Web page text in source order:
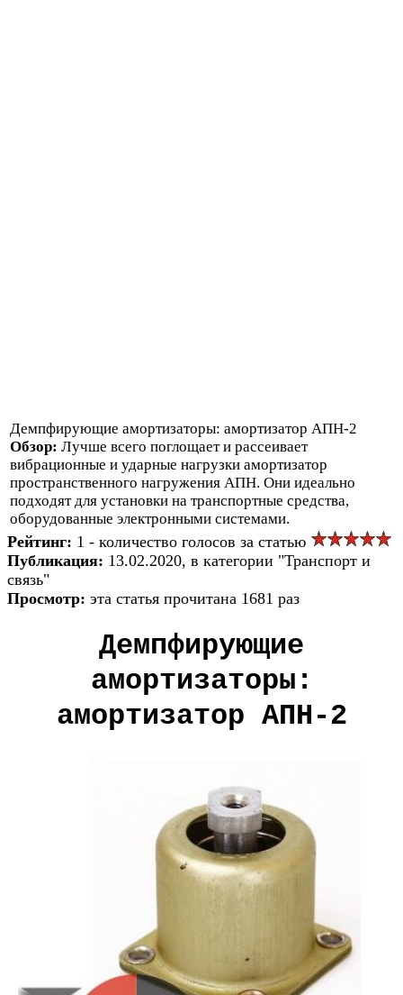
Демпфирующие амортизаторы: амортизатор АПН-2
Обзор: Лучше всего поглощает и рассеивает
вибрационные и ударные нагрузки амортизатор
пространственного нагружения АПН. Они идеально
подходят для установки на транспортные средства,
оборудованные электронными системами.
Рейтинг: 1 - количество голосов за статью
Публикация: 13.02.2020, в категории "Транспорт и
связь"
Просмотр: эта статья прочитана 1681 раз
Демпфирующие
амортизаторы:
амортизатор АПН-2